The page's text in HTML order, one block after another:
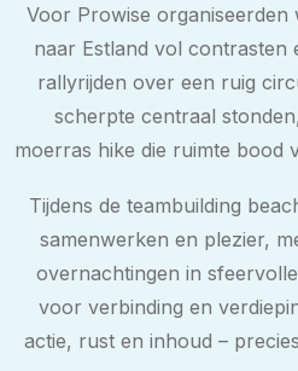
Voor Prowise organiseerden
naar Estland vol contrasten
rallyrijden over een ruig
scherpte centraal
moerras hike die ruimte bood
Tijdens de teambuilding
samenwerken en plezier,
overnachtingen in
voor verbinding en
actie, rust en inhoud –